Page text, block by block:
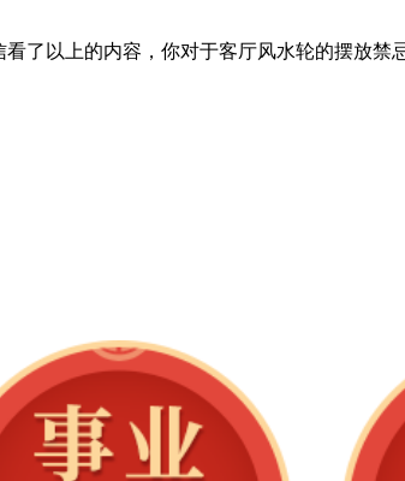
了以上的内容，你对于客厅风水轮的摆放禁